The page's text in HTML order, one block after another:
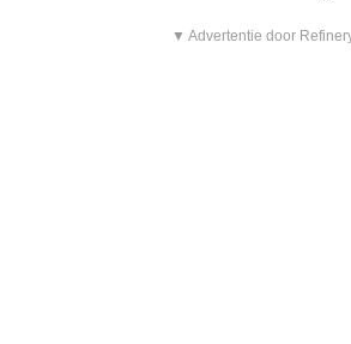
▼ Advertentie door